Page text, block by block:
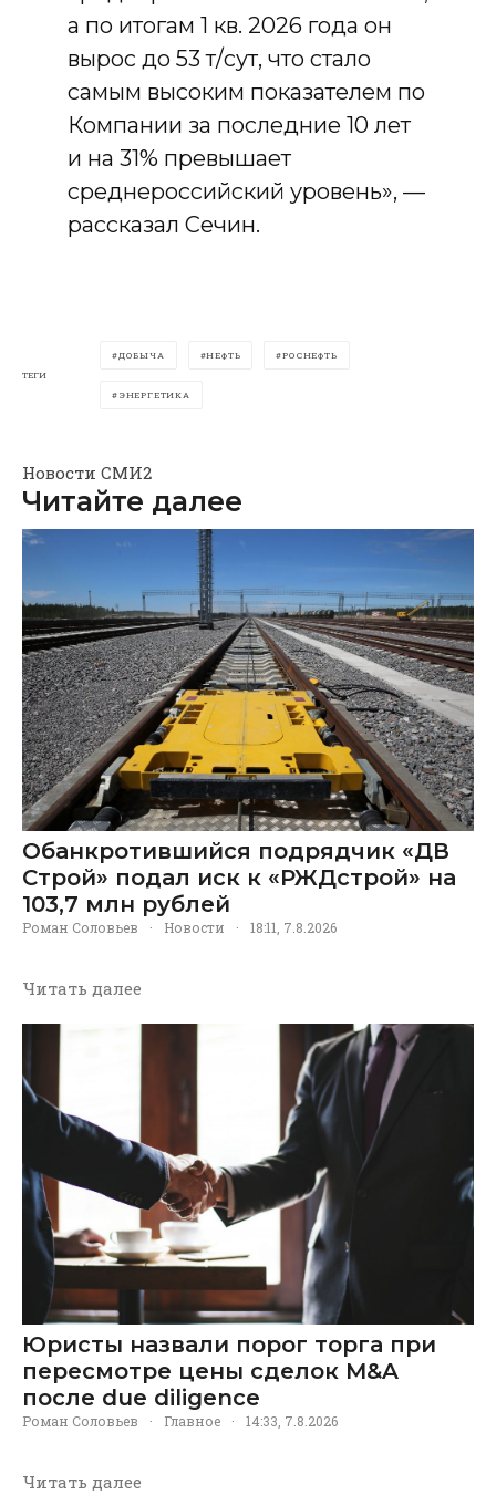
а по итогам 1 кв. 2026 года он
вырос до 53 т/сут, что стало
самым высоким показателем по
Компании за последние 10 лет
и на 31% превышает
среднероссийский уровень», —
рассказал Сечин.
ТЕГИ
ДОБЫЧА НЕФТЬ РОСНЕФТЬ
ЭНЕРГЕТИКА
Новости СМИ2
Читайте далее
Обанкротившийся подрядчик «ДВ
Строй» подал иск к «РЖДстрой» на
103,7 млн рублей
Роман Соловьев · Новости · 18:11, 7.8.2026
Читать далее
Юристы назвали порог торга при
пересмотре цены сделок M&A
после due diligence
Роман Соловьев · Главное · 14:33, 7.8.2026
Читать далее